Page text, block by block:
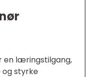
en læringstilgang,
og styrke